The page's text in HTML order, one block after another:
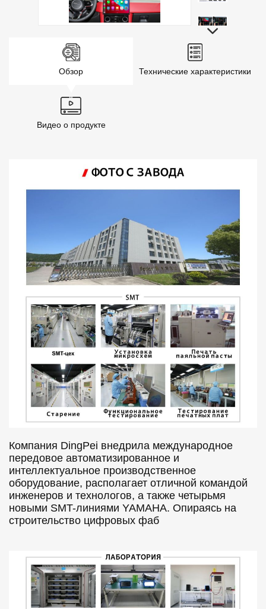
Обзор Технические характеристики
Видео о продукте
Компания DingPei внедрила международное
передовое автоматизированное и
интеллектуальное производственное
оборудование, располагает отличной командой
инженеров и технологов, а также четырьмя
новыми SMT-линиями YAMAHA. Опираясь на
строительство цифровых фаб